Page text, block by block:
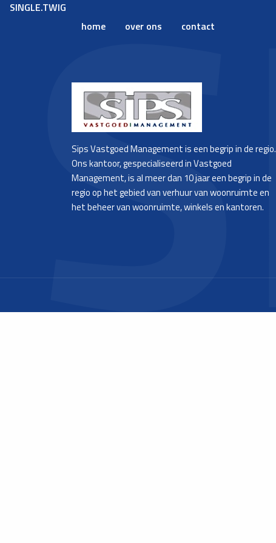
SINGLE.TWIG
home
over ons contact
Sips Vastgoed Management is een begrip in de regio.
Ons kantoor, gespecialiseerd in Vastgoed
Management, is al meer dan 10 jaar een begrip in de
regio op het gebied van verhuur van woonruimte en
het beheer van woonruimte, winkels en kantoren.